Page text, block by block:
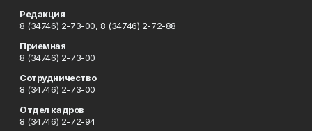
Редакция
8 (34746) 2-73-00, 8 (34746) 2-72-88
Приемная
8 (34746) 2-73-00
Сотрудничество
8 (34746) 2-73-00
Отдел кадров
8 (34746) 2-72-94